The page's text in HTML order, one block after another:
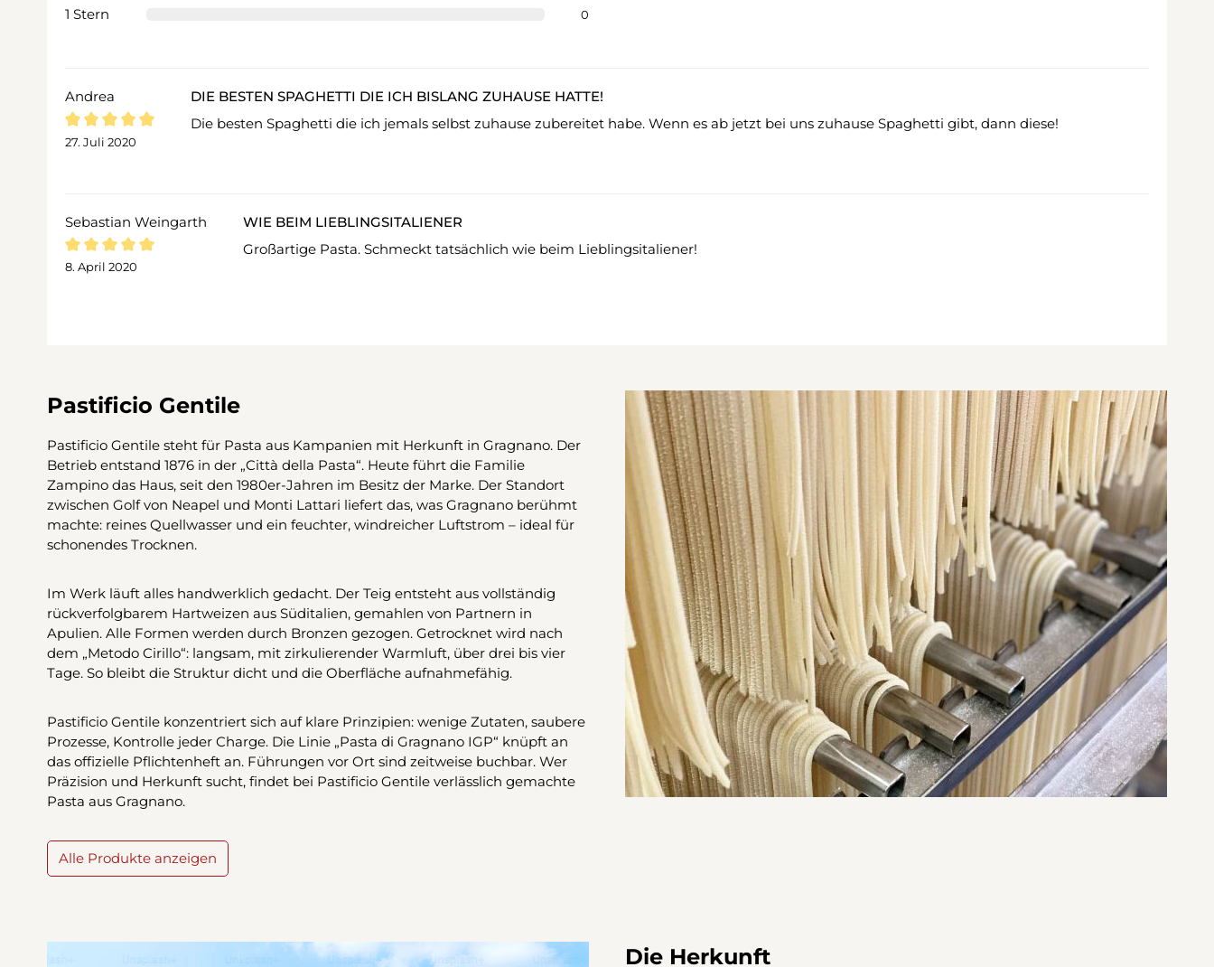
1 Stern 0
Andrea
Bewertung mit 5 von 5 Sternen
27. Juli 2020
DIE BESTEN SPAGHETTI DIE ICH BISLANG ZUHAUSE HATTE!
Die besten Spaghetti die ich jemals selbst zuhause zubereitet habe. Wenn es ab jetzt bei uns zuhause Spaghetti gibt, dann diese!
Sebastian Weingarth
Bewertung mit 5 von 5 Sternen
8. April 2020
WIE BEIM LIEBLINGSITALIENER
Großartige Pasta. Schmeckt tatsächlich wie beim Lieblingsitaliener!
Pastificio Gentile
Pastificio Gentile steht für Pasta aus Kampanien mit Herkunft in Gragnano. Der
Betrieb entstand 1876 in der „Città della Pasta“. Heute führt die Familie
Zampino das Haus, seit den 1980er-Jahren im Besitz der Marke. Der Standort
zwischen Golf von Neapel und Monti Lattari liefert das, was Gragnano berühmt
machte: reines Quellwasser und ein feuchter, windreicher Luftstrom – ideal für
schonendes Trocknen.
Im Werk läuft alles handwerklich gedacht. Der Teig entsteht aus vollständig
rückverfolgbarem Hartweizen aus Süditalien, gemahlen von Partnern in
Apulien. Alle Formen werden durch Bronzen gezogen. Getrocknet wird nach
dem „Metodo Cirillo“: langsam, mit zirkulierender Warmluft, über drei bis vier
Tage. So bleibt die Struktur dicht und die Oberfläche aufnahmefähig.
Pastificio Gentile konzentriert sich auf klare Prinzipien: wenige Zutaten, saubere
Prozesse, Kontrolle jeder Charge. Die Linie „Pasta di Gragnano IGP“ knüpft an
das offizielle Pflichtenheft an. Führungen vor Ort sind zeitweise buchbar. Wer
Präzision und Herkunft sucht, findet bei Pastificio Gentile verlässlich gemachte
Pasta aus Gragnano.
Alle Produkte anzeigen
Die Herkunft